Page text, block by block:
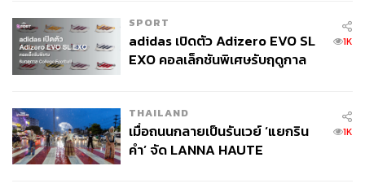
SPORT
adidas เปิดตัว Adizero EVO SL
EXO คอลเล็กชันพิเศษรับฤดูกาล
1K
THAILAND
เมื่อถนนกลายเป็นรันเวย์ ‘แยกริน
คำ’ จัด LANNA HAUTE
1K